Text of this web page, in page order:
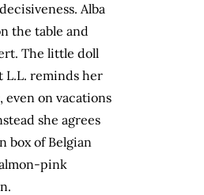
Alba
the table and
The little doll
L.L. reminds her
even on vacations
she agrees
box of Belgian
pink